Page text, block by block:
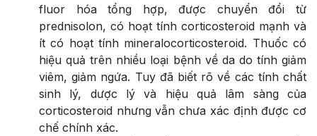
fluor hóa tổng hợp, được chuyển đổi từ
prednisolon, có hoạt tính corticosteroid mạnh và
ít có hoạt tính mineralocorticosteroid. Thuốc có
hiệu quả trên nhiều loại bệnh về da do tính giảm
viêm, giảm ngứa. Tuy đã biết rõ về các tính chất
sinh lý, dược lý và hiệu quả lâm sàng của
corticosteroid nhưng vẫn chưa xác định được cơ
chế chính xác.